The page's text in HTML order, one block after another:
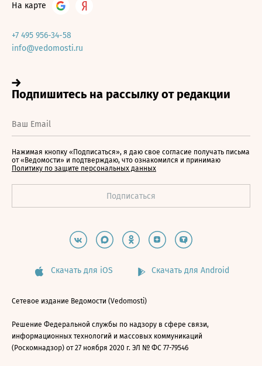
На карте
+7 495 956-34-58
info@vedomosti.ru
Нажимая кнопку «Подписаться», я даю свое согласие получать письма
от «Ведомости» и подтверждаю, что ознакомился и принимаю
Политику по защите персональных данных
Скачать для iOS Скачать для Android
Сетевое издание Ведомости (Vedomosti)
Решение Федеральной службы по надзору в сфере связи,
информационных технологий и массовых коммуникаций
(Роскомнадзор) от 27 ноября 2020 г. ЭЛ № ФС 77-79546